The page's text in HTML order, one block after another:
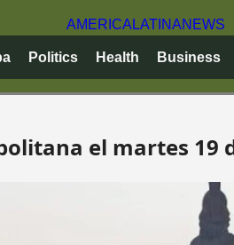
AMERICA LATINANEWS
Politics Health Business
el martes 19